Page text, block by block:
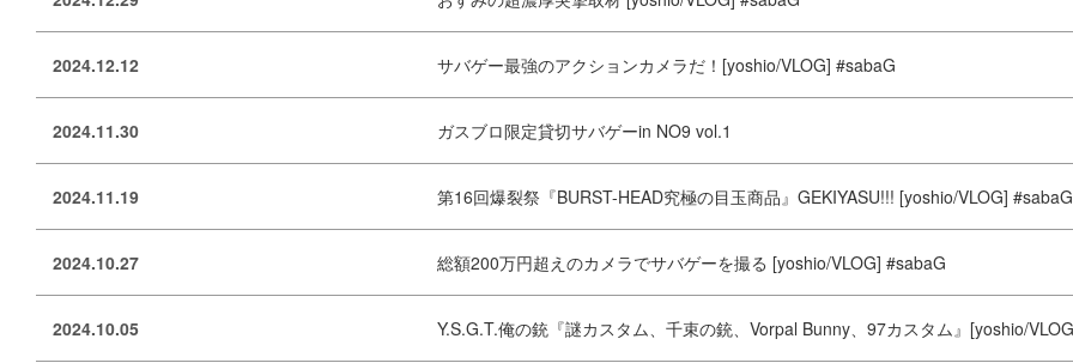
2024.12.12 サバゲー最強のアクションカメラだ！[yoshio/VLOG] #sabaG
2024.11.30 ガスブロ限定貸切サバゲーin NO9 vol.1
2024.11.19 第16回爆裂祭『BURST-HEAD究極の目玉商品』GEKIYASU!!! [yoshio/VLOG] #sabaG
2024.10.27 総額200万円超えのカメラでサバゲーを撮る [yoshio/VLOG] #sabaG
2024.10.05 Y.S.G.T.俺の銃『謎カスタム、千束の銃、Vorpal Bunny、97カスタム』[yoshio/